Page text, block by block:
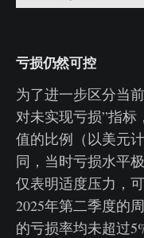
亏损仍然可控
为了进一步区分当
对未实现亏损”指
值的比例（以美元
同，当时亏损水平
仅表明适度压力，
2025年第二季度的
的亏损率均未超过